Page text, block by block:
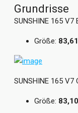
Haus verfügt über
Zimmern. Dank
persönliche
Grundrisse und
Grundrisse
SUNSHINE 165 V7
Größe:
SUNSHINE 165 V7
Größe: